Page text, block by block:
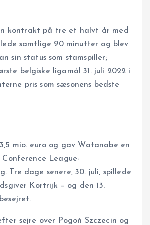
kontrakt på tre et halvt år med
samtlige 90 minutter og blev
sin status som stamspiller;
belgiske ligamål 31. juli 2022 i
pris som sæsonens bedste
mio. euro og gav Watanabe en
League-
Tre dage senere, 30. juli, spillede
Kortrijk – og den 13.
sejre over Pogoń Szczecin og